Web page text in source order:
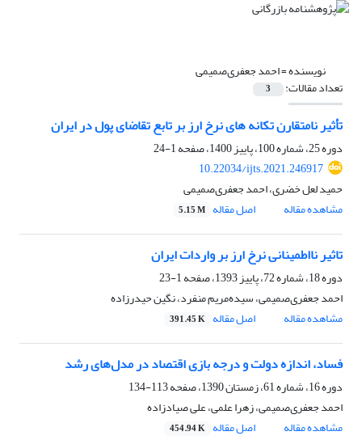
نویسنده =احمد جعفری‌صمیمی
تعداد مقالات: 3
تأثیر نامتقارن تکانه ‌های نرخ ارز بر تابع تقاضای پول در ایران
دوره 25، شماره 100، پاییز 1400، صفحه
1-24
10.22034/ijts.2021.246917
حمید لعل خضری، احمد جعفری‌صمیمی
مشاهده مقاله
اصل مقاله 5.15 M
تاثیر نااطمینانی نرخ ارز بر واردات ایران
دوره 18، شماره 72، پاییز 1393، صفحه
1-23
احمد جعفری‌صمیمی، سیده‌مریم منفرد، نگین حیدرزاده
مشاهده مقاله
اصل مقاله 391.45 K
فساد، اندازه دولت و درجه بازی اقتصاد در مدل‌های رشد
دوره 16، شماره 61، زمستان 1390، صفحه
113-134
احمد جعفری‌صمیمی، زهرا علمی، علی صیادزاده
مشاهده مقاله
اصل مقاله 454.94 K